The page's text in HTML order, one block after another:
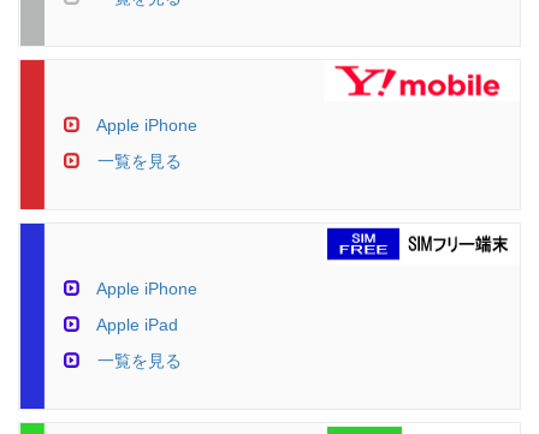
Apple iPhone
一覧を見る
Apple iPhone
Apple iPad
一覧を見る